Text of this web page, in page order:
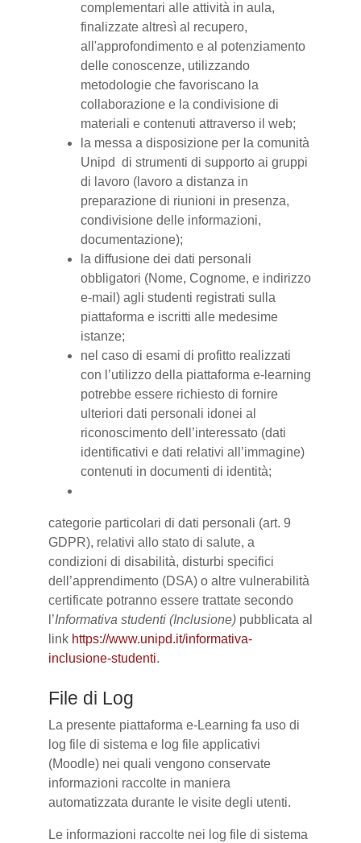
complementari alle attività in aula,
finalizzate altresì al recupero,
all'approfondimento e al potenziamento
delle conoscenze, utilizzando
metodologie che favoriscano la
collaborazione e la condivisione di
materiali e contenuti attraverso il web;
la messa a disposizione per la comunità
Unipd di strumenti di supporto ai gruppi
di lavoro (lavoro a distanza in
preparazione di riunioni in presenza,
condivisione delle informazioni,
documentazione);
la diffusione dei dati personali
obbligatori (Nome, Cognome, e indirizzo
e-mail) agli studenti registrati sulla
piattaforma e iscritti alle medesime
istanze;
nel caso di esami di profitto realizzati
con l’utilizzo della piattaforma e-learning
potrebbe essere richiesto di fornire
ulteriori dati personali idonei al
riconoscimento dell’interessato (dati
identificativi e dati relativi all’immagine)
contenuti in documenti di identità;
categorie particolari di dati personali (art. 9
GDPR), relativi allo stato di salute, a
condizioni di disabilità, disturbi specifici
dell’apprendimento (DSA) o altre vulnerabilità
certificate potranno essere trattate secondo
l’Informativa studenti (Inclusione) pubblicata al
link https://www.unipd.it/informativa-
inclusione-studenti.
File di Log
La presente piattaforma e-Learning fa uso di
log file di sistema e log file applicativi
(Moodle) nei quali vengono conservate
informazioni raccolte in maniera
automatizzata durante le visite degli utenti.
Le informazioni raccolte nei log file di sistema